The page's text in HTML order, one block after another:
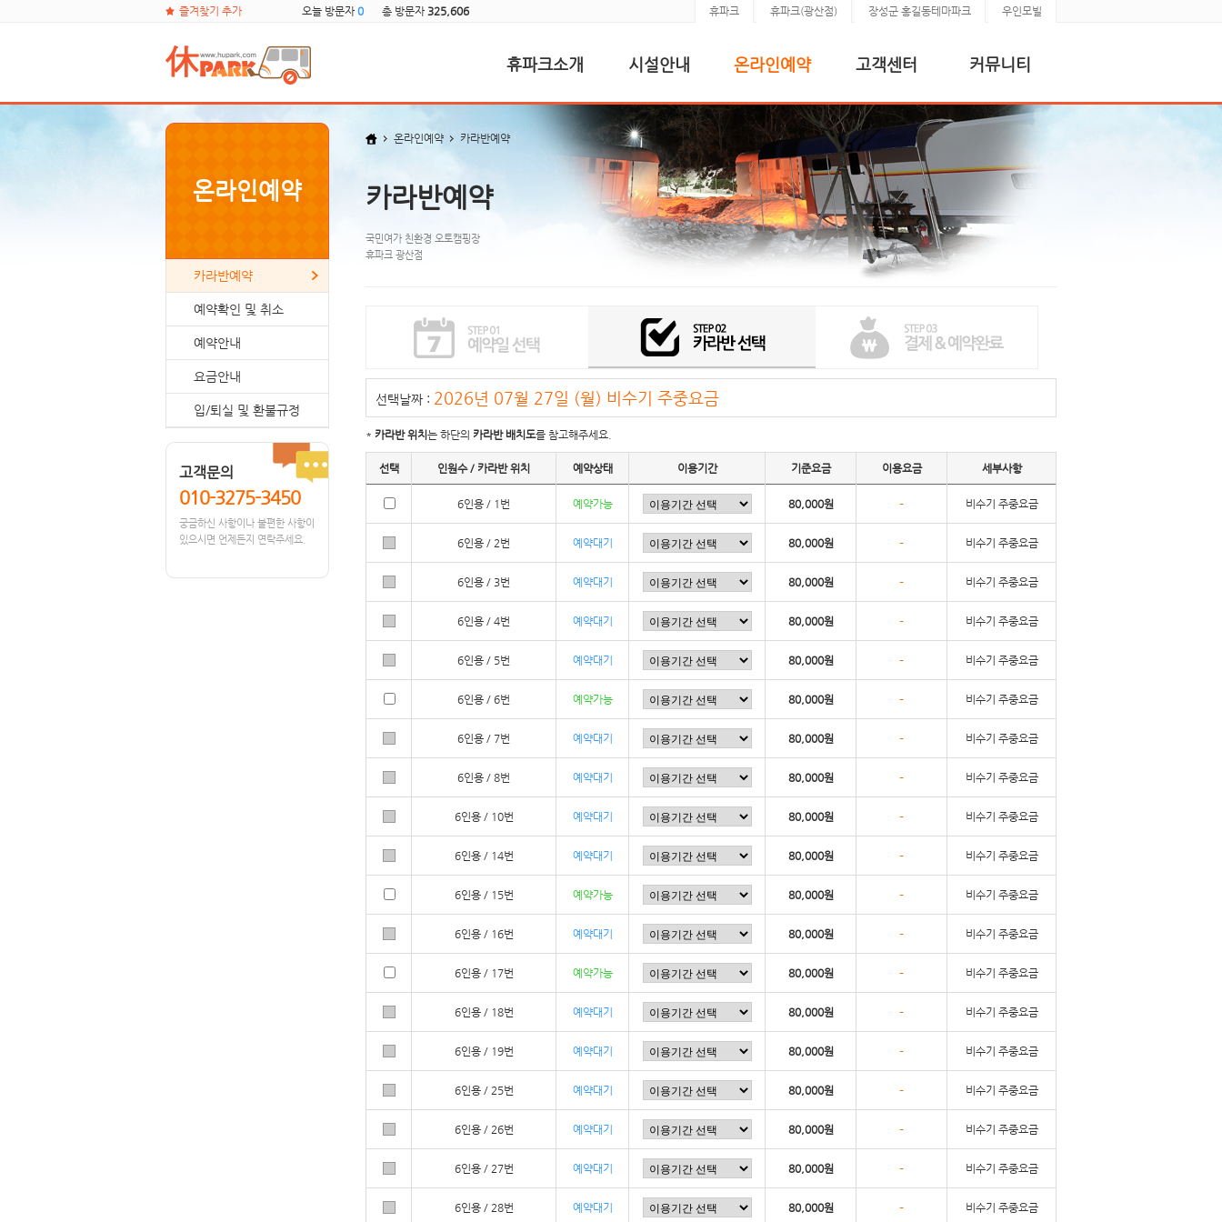
즐겨찾기 추가 휴파크 휴파크(광산점) 장성군 홍길동테마파크 우인모빌
오늘 방문자 0 총 방문자 325,606
휴파크소개 시설안내 온라인예약 고객센터 커뮤니티
온라인예약
카라반예약
예약확인 및 취소
예약안내
요금안내
입/퇴실 및 환불규정
고객문의
010-3275-3450
궁금하신 사항이나 불편한 사항이
있으시면 언제든지 연락주세요.
온라인예약 카라반예약
카라반예약
국민여가 친환경 오토캠핑장
휴파크 광산점
선택날짜 : 2026년 07월 27일 (월) 비수기 주중요금
* 카라반 위치 는 하단의 카라반 배치도를 참고해주세요.
선택 인원수 / 카라반 위치 예약상태 이용기간 기준요금 이용요금 세부사항
6인용 / 1번 예약가능 80,000원 - 비수기 주중요금
6인용 / 2번 예약대기 80,000원 - 비수기 주중요금
6인용 / 3번 예약대기 80,000원 - 비수기 주중요금
6인용 / 4번 예약대기 80,000원 - 비수기 주중요금
6인용 / 5번 예약대기 80,000원 - 비수기 주중요금
6인용 / 6번 예약가능 80,000원 - 비수기 주중요금
6인용 / 7번 예약대기 80,000원 - 비수기 주중요금
6인용 / 8번 예약대기 80,000원 - 비수기 주중요금
6인용 / 10번 예약대기 80,000원 - 비수기 주중요금
6인용 / 14번 예약대기 80,000원 - 비수기 주중요금
6인용 / 15번 예약가능 80,000원 - 비수기 주중요금
6인용 / 16번 예약대기 80,000원 - 비수기 주중요금
6인용 / 17번 예약가능 80,000원 - 비수기 주중요금
6인용 / 18번 예약대기 80,000원 - 비수기 주중요금
6인용 / 19번 예약대기 80,000원 - 비수기 주중요금
6인용 / 25번 예약대기 80,000원 - 비수기 주중요금
6인용 / 26번 예약대기 80,000원 - 비수기 주중요금
6인용 / 27번 예약대기 80,000원 - 비수기 주중요금
6인용 / 28번 예약대기 80,000원 - 비수기 주중요금